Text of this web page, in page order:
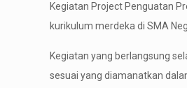
Kegiatan Project Penguatan
kurikulum merdeka di SMA
Kegiatan yang berlangsung
sesuai yang diamanatkan